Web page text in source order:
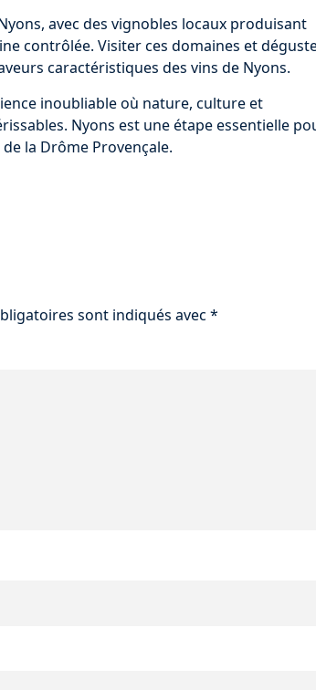
avec des vignobles locaux produisant
contrôlée. Visiter ces domaines et
caractéristiques des vins de Nyons.
inoubliable où nature, culture et
Nyons est une étape essentielle
la Drôme Provençale.
sont indiqués avec *